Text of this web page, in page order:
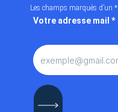
Les champs marqués d’un *
Votre adresse mail *